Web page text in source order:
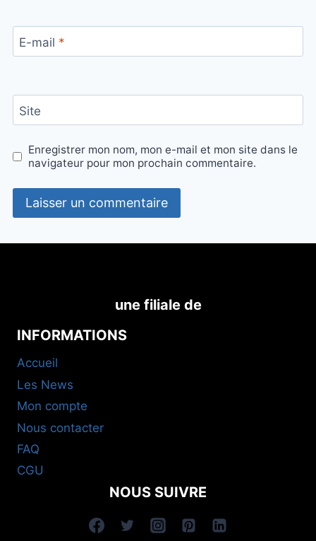
E-mail *
Site
Enregistrer mon nom, mon e-mail et mon site dans le
navigateur pour mon prochain commentaire.
une filiale de
INFORMATIONS
Accueil
Les News
Mon compte
Nous contacter
FAQ
CGU
NOUS SUIVRE